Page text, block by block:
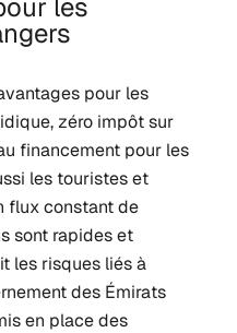
les
pour les
zéro impôt sur
financement pour les
les touristes et
flux constant de
sont rapides et
les risques liés à
des Émirats
en place des